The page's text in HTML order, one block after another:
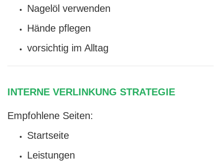
Nagelöl verwenden
Hände pflegen
vorsichtig im Alltag
INTERNE VERLINKUNG STRATEGIE
Empfohlene Seiten:
Startseite
Leistungen